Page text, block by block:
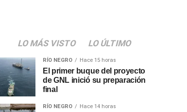
LO MÁS VISTO LO ÚLTIMO
RÍO NEGRO Hace 15 horas
El primer buque del proyecto
de GNL inició su preparación
final
RÍO NEGRO Hace 14 horas